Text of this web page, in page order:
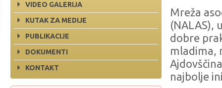
VIDEO GALERIJA
KUTAK ZA MEDIJE
PUBLIKACIJE
DOKUMENTI
KONTAKT
Mreža
(NALAS),
dobre
mladima,
najbolje